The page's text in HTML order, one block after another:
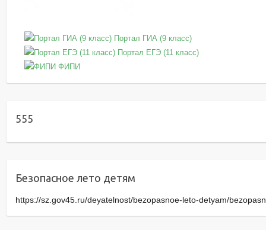
Портал ГИА (9 класс)
Портал ЕГЭ (11 класс)
ФИПИ
555
Безопасное лето детям
https://sz.gov45.ru/deyatelnost/bezopasnoe-leto-detyam/